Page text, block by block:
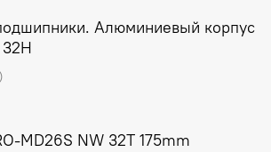
Алюминиевый корпус
MD26S NW 32T 175mm